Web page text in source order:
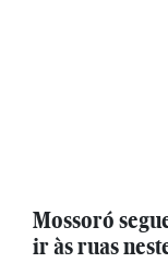
Mossoró
ir às ruas